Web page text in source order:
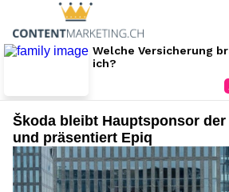
Škoda bleibt Hauptsponsor der
und präsentiert Epiq